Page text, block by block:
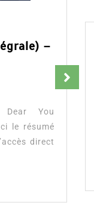
–
Dear You
le résumé
direct